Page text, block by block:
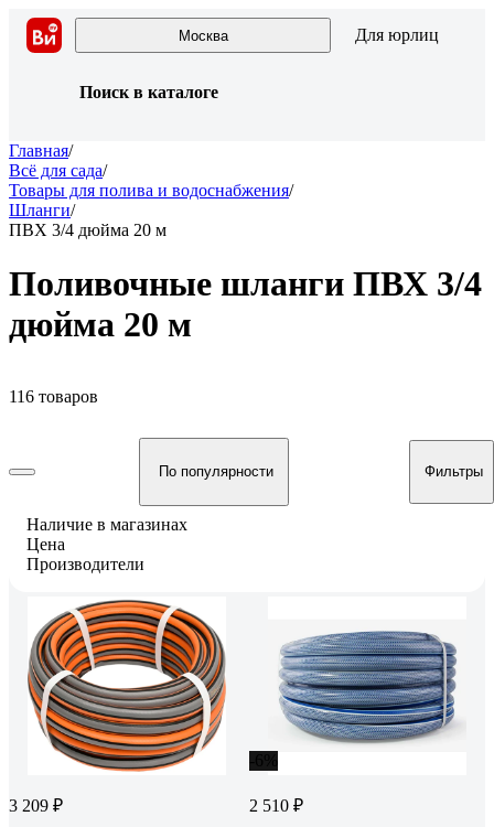
Москва Для юрлиц
Поиск в каталоге
Главная/
Всё для сада/
Товары для полива и водоснабжения/
Шланги/
ПВХ 3/4 дюйма 20 м
Поливочные шланги ПВХ 3/4
дюйма 20 м
116 товаров
По популярности Фильтры
Наличие в магазинах
Цена
Производители
3 209 ₽ 2 510 ₽